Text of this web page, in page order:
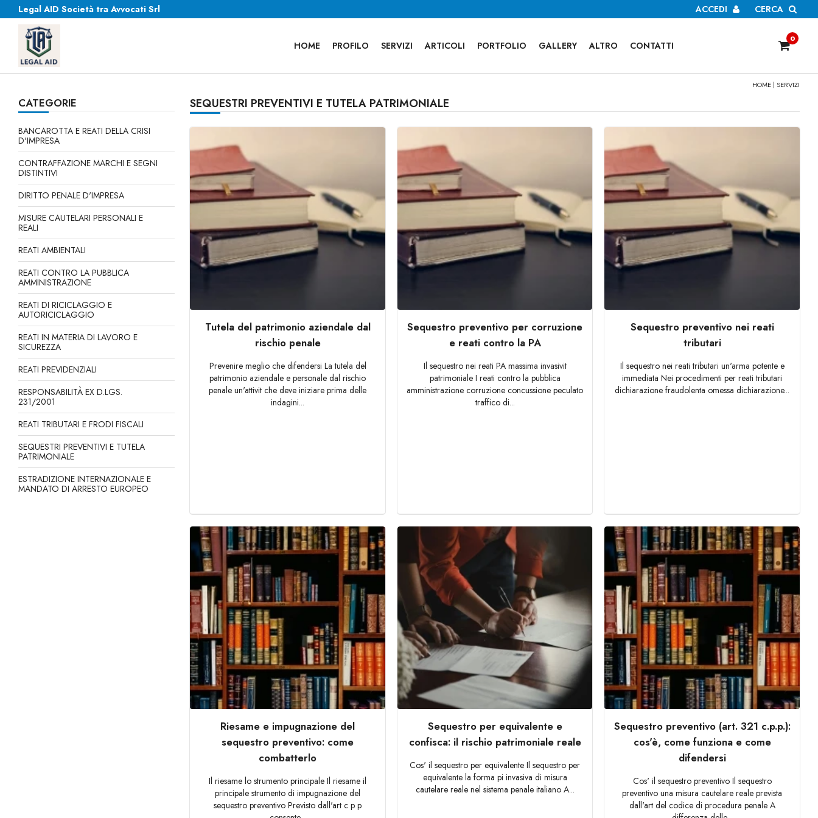
Legal AID Società tra Avvocati Srl CERCA
ACCEDI
HOME PROFILO SERVIZI ARTICOLI PORTFOLIO GALLERY ALTRO CONTATTI
0
HOME | SERVIZI
CATEGORIE
BANCAROTTA E REATI DELLA CRISI
D'IMPRESA
CONTRAFFAZIONE MARCHI E SEGNI
DISTINTIVI
DIRITTO PENALE D'IMPRESA
MISURE CAUTELARI PERSONALI E
REALI
REATI AMBIENTALI
REATI CONTRO LA PUBBLICA
AMMINISTRAZIONE
REATI DI RICICLAGGIO E
AUTORICICLAGGIO
REATI IN MATERIA DI LAVORO E
SICUREZZA
REATI PREVIDENZIALI
RESPONSABILITÀ EX D.LGS.
231/2001
REATI TRIBUTARI E FRODI FISCALI
SEQUESTRI PREVENTIVI E TUTELA
PATRIMONIALE
ESTRADIZIONE INTERNAZIONALE E
MANDATO DI ARRESTO EUROPEO
SEQUESTRI PREVENTIVI E TUTELA PATRIMONIALE
Tutela del patrimonio aziendale dal
rischio penale
Prevenire meglio che difendersi La tutela del
patrimonio aziendale e personale dal rischio
penale un'attivit che deve iniziare prima delle
indagini...
Sequestro preventivo per corruzione
e reati contro la PA
Il sequestro nei reati PA massima invasivit
patrimoniale I reati contro la pubblica
amministrazione corruzione concussione peculato
traffico di...
Sequestro preventivo nei reati
tributari
Il sequestro nei reati tributari un'arma potente e
immediata Nei procedimenti per reati tributari
dichiarazione fraudolenta omessa dichiarazione...
Riesame e impugnazione del
sequestro preventivo: come
combatterlo
Il riesame lo strumento principale Il riesame il
principale strumento di impugnazione del
sequestro preventivo Previsto dall'art c p p
Sequestro per equivalente e
confisca: il rischio patrimoniale reale
Cos' il sequestro per equivalente Il sequestro per
equivalente la forma pi invasiva di misura
cautelare reale nel sistema penale italiano A...
Sequestro preventivo (art. 321 c.p.p.):
cos'è, come funziona e come
difendersi
Cos' il sequestro preventivo Il sequestro
preventivo una misura cautelare reale prevista
dall'art del codice di procedura penale A